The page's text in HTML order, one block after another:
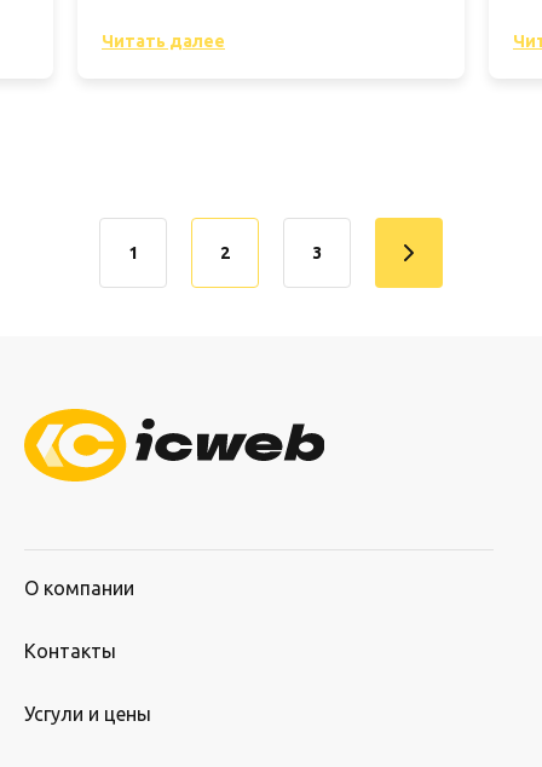
Читать далее
1 2 3
О компании
Контакты
Усгули и цены